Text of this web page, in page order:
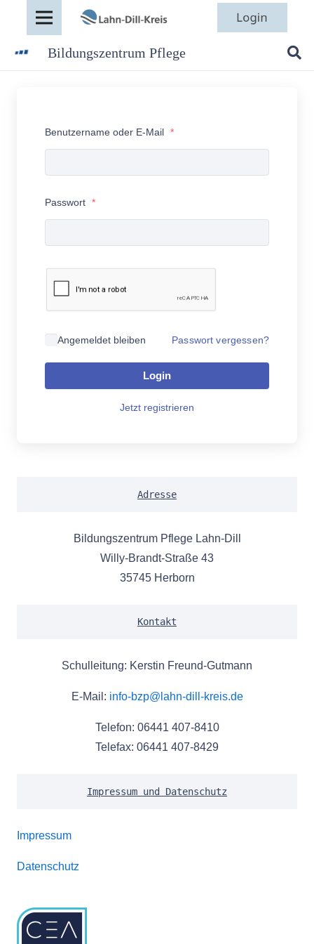
Bildungszentrum Pflege
Benutzername oder E-Mail *
Passwort *
Angemeldet bleiben Passwort vergessen?
Login
Jetzt registrieren
Adresse
Bildungszentrum Pflege Lahn-Dill
Willy-Brandt-Straße 43
35745 Herborn
Kontakt
Schulleitung: Kerstin Freund-Gutmann
E-Mail: info-bzp@lahn-dill-kreis.de
Telefon: 06441 407-8410
Telefax: 06441 407-8429
Impressum und Datenschutz
Impressum
Datenschutz